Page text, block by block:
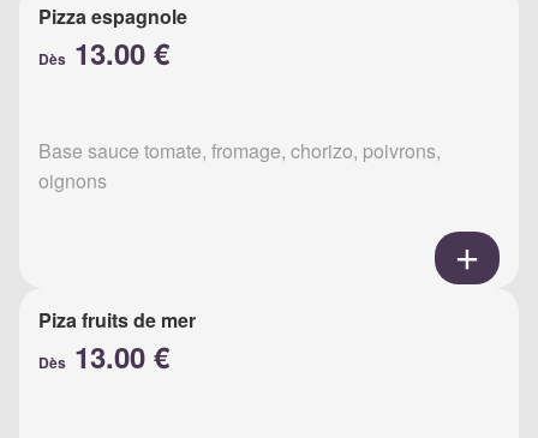
Pizza espagnole
Dès 13.00 €
Base sauce tomate, fromage, chorizo, poivrons,
oignons
Piza fruits de mer
Dès 13.00 €